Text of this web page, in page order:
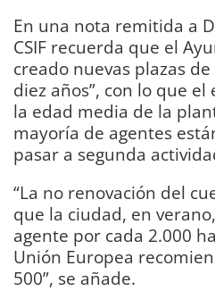
En una nota remitida a
CSIF recuerda que el
creado nuevas plazas
diez años”, con lo que
la edad media de la
mayoría de agentes
pasar a segunda
“La no renovación del
que la ciudad, en
agente por cada 2.000
Unión Europea
500”, se añade.